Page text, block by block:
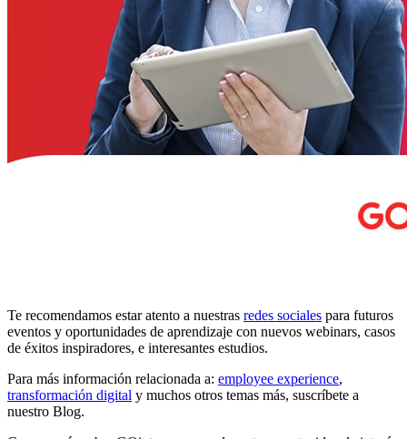
Te recomendamos estar atento a nuestras redes sociales para futuros
eventos y oportunidades de aprendizaje con nuevos webinars, casos
de éxitos inspiradores, e interesantes estudios.
Para más información relacionada a: employee experience,
transformación digital y muchos otros temas más, suscríbete a
nuestro Blog.